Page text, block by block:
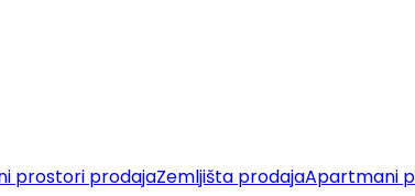
prostori prodajaZemljišta prodajaApartmani